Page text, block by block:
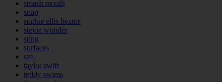
smash mouth
snap
sophie ellis bextor
stevie wonder
sting
surfaces
sza
taylor swift
teddy swims